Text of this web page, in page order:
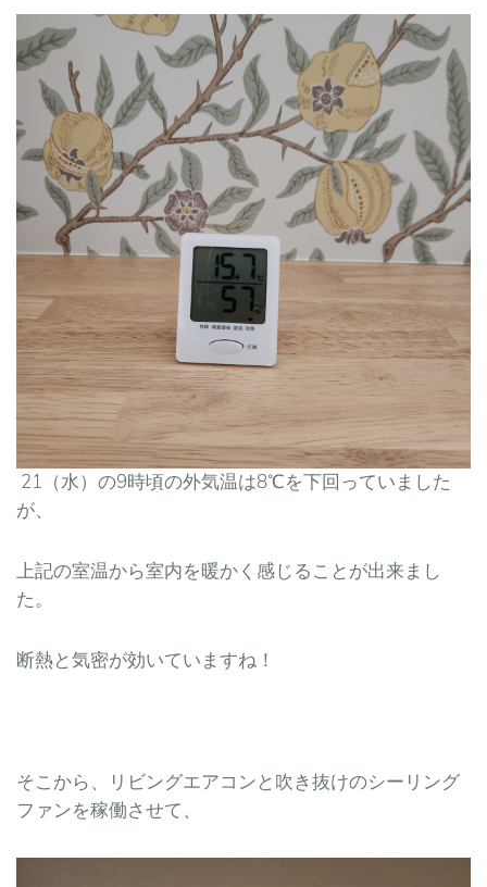
21（水）の9時頃の外気温は8℃を下回っていました
が、
上記の室温から室内を暖かく感じることが出来まし
た。
断熱と気密が効いていますね！
そこから、リビングエアコンと吹き抜けのシーリング
ファンを稼働させて、